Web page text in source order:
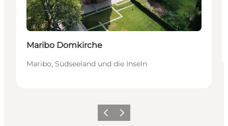
Maribo Domkirche
Maribo, Südseeland und die Inseln
ZurückWeiter